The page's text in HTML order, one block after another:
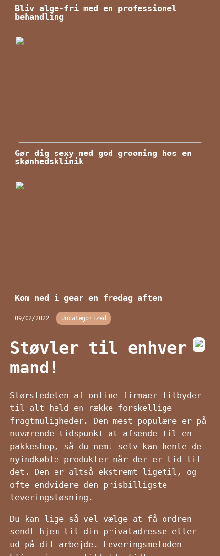
Bliv alge-fri med en professionel
behandling
Gør dig sexy med god grooming hos en
skønhedsklinik
Kom ned i gear en fredag aften
09/02/2022 Uncategorized
Støvler til enhver
mand!
Størstedelen af online firmaer tilbyder
til alt held en række forskellige
fragtmuligheder. Den mest populære er på
nuværende tidspunkt at afsende til en
pakkeshop, så du nemt selv kan hente de
nyindkøbte produkter når der er tid til
det. Den er altså ekstremt ligetil, og
ofte endvidere den prisbilligste
leveringsløsning.
Du kan lige så vel vælge at få ordren
sendt hjem til din privatadresse eller
ud på dit arbejde. Leveringsmetoden